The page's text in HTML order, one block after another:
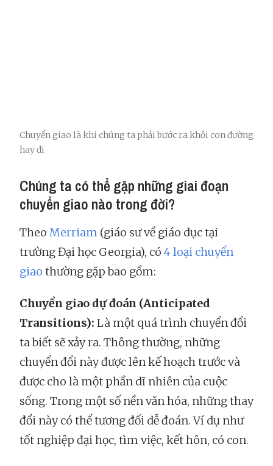
Chuyển giao là khi chúng ta phải bước ra khỏi con đường
hay đi
Chúng ta có thể gặp những giai đoạn
chuyển giao nào trong đời?
Theo Merriam (giáo sư về giáo dục tại
trường Đại học Georgia), có 4 loại chuyển
giao thường gặp bao gồm:
Chuyển giao dự đoán (Anticipated
Transitions): Là một quá trình chuyển đổi
ta biết sẽ xảy ra. Thông thường, những
chuyển đổi này được lên kế hoạch trước và
được cho là một phần dĩ nhiên của cuộc
sống. Trong một số nền văn hóa, những thay
đổi này có thể tương đối dễ đoán. Ví dụ như
tốt nghiệp đại học, tìm việc, kết hôn, có con.